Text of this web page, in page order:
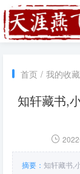
首页 / 我的收
知轩藏书,
摘要： 知轩藏书,